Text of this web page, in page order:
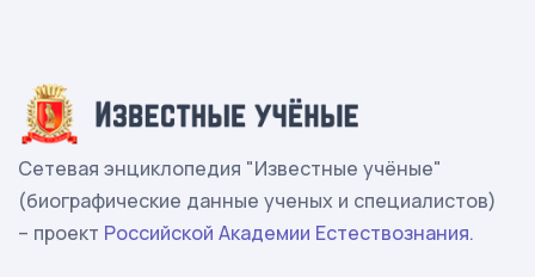
Сетевая энциклопедия "Известные учёные"
(биографические данные ученых и специалистов)
– проект Российской Академии Естествознания.